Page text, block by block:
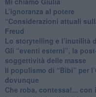
L’ignoranza al potere
​“Considerazioni attuali
Freud
​Lo storytelling e l’inutilità
​Gli “eventi esterni”, la
soggettività delle masse
​Il populismo di “Bibi” per
dovunque
​Che roba, contessa!... con